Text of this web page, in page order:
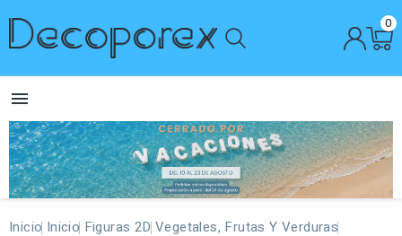
0

Inicio Inicio Figuras 2D Vegetales, Frutas Y Verduras